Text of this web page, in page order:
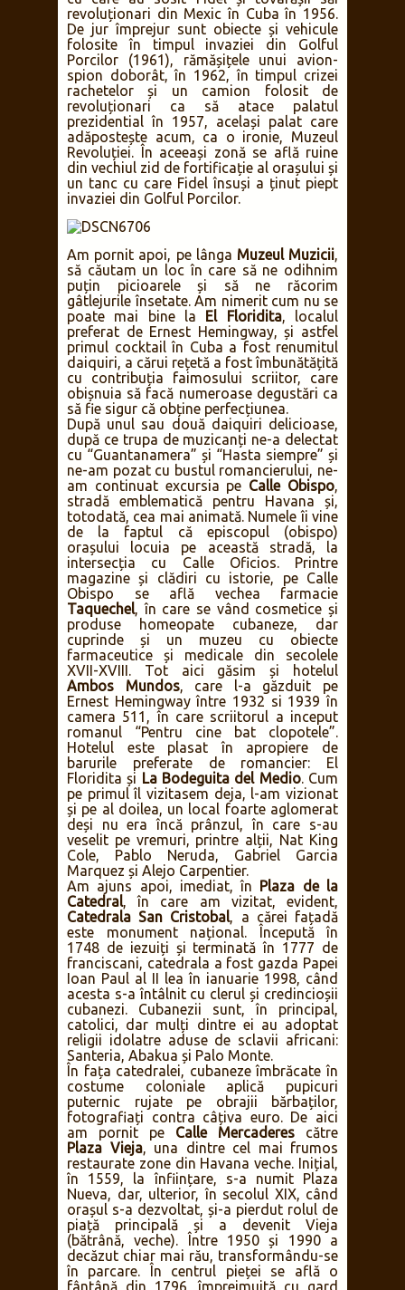
revoluționari din Mexic în Cuba în 1956.
De jur împrejur sunt obiecte și vehicule
folosite în timpul invaziei din Golful
Porcilor (1961), rămășițele unui avion-
spion doborât, în 1962, în timpul crizei
rachetelor și un camion folosit de
revoluționari ca să atace palatul
prezidential în 1957, același palat care
adăpostește acum, ca o ironie, Muzeul
Revoluției. În aceeași zonă se află ruine
din vechiul zid de fortificație al orașului și
un tanc cu care Fidel însuși a ținut piept
invaziei din Golful Porcilor.
Am pornit apoi, pe lânga Muzeul Muzicii,
să căutam un loc în care să ne odihnim
puțin picioarele și să ne răcorim
gâtlejurile însetate. Am nimerit cum nu se
poate mai bine la El Floridita, localul
preferat de Ernest Hemingway, și astfel
primul cocktail în Cuba a fost renumitul
daiquiri, a cărui rețetă a fost îmbunătățită
cu contribuția faimosului scriitor, care
obișnuia să facă numeroase degustări ca
să fie sigur că obține perfecțiunea.
După unul sau două daiquiri delicioase,
după ce trupa de muzicanți ne-a delectat
cu “Guantanamera” și “Hasta siempre” și
ne-am pozat cu bustul romancierului, ne-
am continuat excursia pe Calle Obispo,
stradă emblematică pentru Havana și,
totodată, cea mai animată. Numele îi vine
de la faptul că episcopul (obispo)
orașului locuia pe această stradă, la
intersecția cu Calle Oficios. Printre
magazine și clădiri cu istorie, pe Calle
Obispo se află vechea farmacie
Taquechel, în care se vând cosmetice și
produse homeopate cubaneze, dar
cuprinde și un muzeu cu obiecte
farmaceutice și medicale din secolele
XVII-XVIII. Tot aici găsim și hotelul
Ambos Mundos, care l-a găzduit pe
Ernest Hemingway între 1932 si 1939 în
camera 511, în care scriitorul a inceput
romanul “Pentru cine bat clopotele”.
Hotelul este plasat în apropiere de
barurile preferate de romancier: El
Floridita și La Bodeguita del Medio. Cum
pe primul îl vizitasem deja, l-am vizionat
și pe al doilea, un local foarte aglomerat
deși nu era încă prânzul, în care s-au
veselit pe vremuri, printre alții, Nat King
Cole, Pablo Neruda, Gabriel Garcia
Marquez și Alejo Carpentier.
Am ajuns apoi, imediat, în Plaza de la
Catedral, în care am vizitat, evident,
Catedrala San Cristobal, a cărei fațadă
este monument național. Începută în
1748 de iezuiți și terminată în 1777 de
franciscani, catedrala a fost gazda Papei
Ioan Paul al II lea în ianuarie 1998, când
acesta s-a întâlnit cu clerul și credincioșii
cubanezi. Cubanezii sunt, în principal,
catolici, dar mulți dintre ei au adoptat
religii idolatre aduse de sclavii africani:
Santeria, Abakua și Palo Monte.
În fața catedralei, cubaneze îmbrăcate în
costume coloniale aplică pupicuri
puternic rujate pe obrajii bărbaților,
fotografiați contra câțiva euro. De aici
am pornit pe Calle Mercaderes către
Plaza Vieja, una dintre cel mai frumos
restaurate zone din Havana veche. Inițial,
în 1559, la înființare, s-a numit Plaza
Nueva, dar, ulterior, în secolul XIX, când
orașul s-a dezvoltat, și-a pierdut rolul de
piață principală și a devenit Vieja
(bătrână, veche). Între 1950 și 1990 a
decăzut chiar mai rău, transformându-se
în parcare. În centrul pieței se află o
fântână din 1796, împrejmuită cu gard